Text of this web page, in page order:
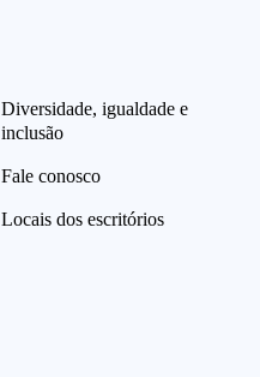
Diversidade, igualdade e
inclusão
Fale conosco
Locais dos escritórios